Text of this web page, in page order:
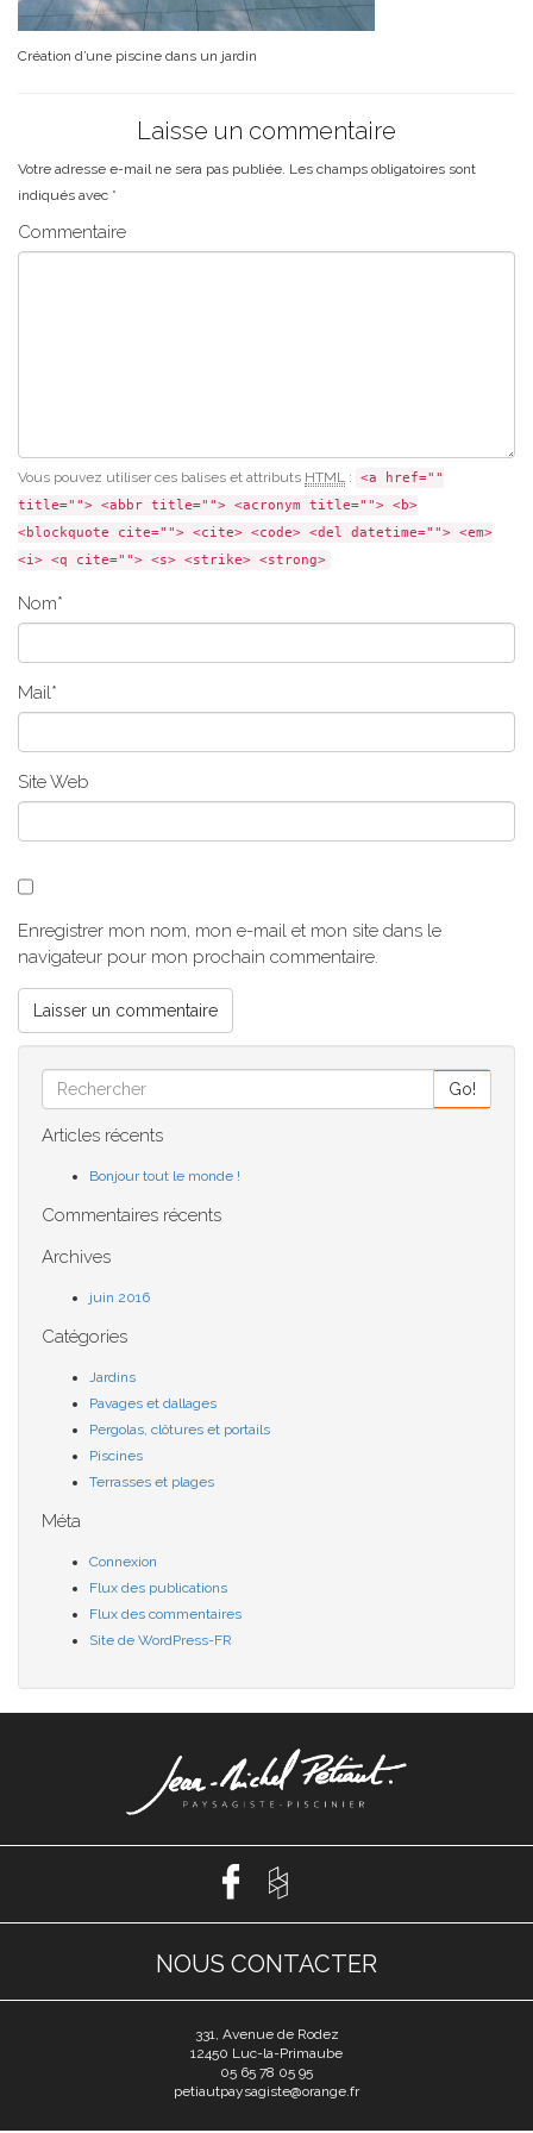
Création d’une piscine dans un jardin
Laisse un commentaire
Votre adresse e-mail ne sera pas publiée. Les champs obligatoires sont
indiqués avec *
Commentaire
Vous pouvez utiliser ces balises et attributs HTML :
<a href=""
title=""> <abbr title=""> <acronym title=""> <b>
<blockquote cite=""> <cite> <code> <del datetime=""> <em>
<i> <q cite=""> <s> <strike> <strong>
Nom*
Mail*
Site Web
Enregistrer mon nom, mon e-mail et mon site dans le
navigateur pour mon prochain commentaire.
Go!
Articles récents
Bonjour tout le monde !
Commentaires récents
Archives
juin 2016
Catégories
Jardins
Pavages et dallages
Pergolas, clôtures et portails
Piscines
Terrasses et plages
Méta
Connexion
Flux des publications
Flux des commentaires
Site de WordPress-FR
NOUS CONTACTER
331, Avenue de Rodez
12450 Luc-la-Primaube
05 65 78 05 95
petiautpaysagiste@orange.fr